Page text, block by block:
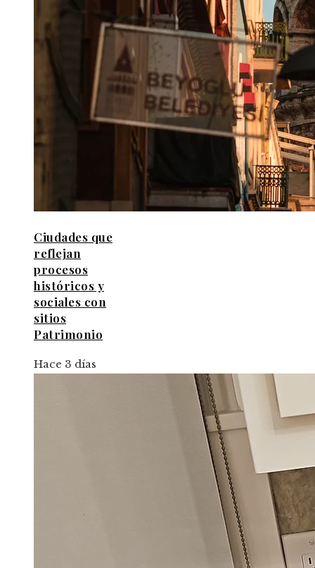
Ciudades que
reflejan
procesos
históricos y
sociales con
sitios
Patrimonio
Hace 3 días